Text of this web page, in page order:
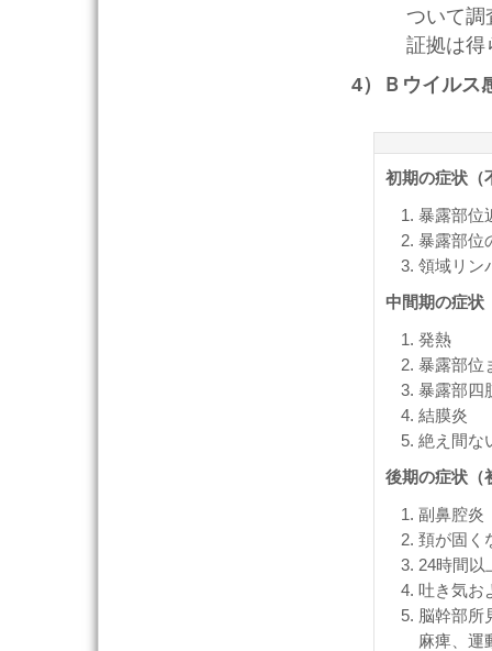
ついて調
証拠は得
4）Ｂウイルス
初期の症状（
暴露部位
暴露部位
領域リン
中間期の症状
発熱
暴露部位
暴露部四
結膜炎
絶え間な
後期の症状（
副鼻腔炎
頚が固く
24時間以
吐き気お
脳幹部所
麻痺、運